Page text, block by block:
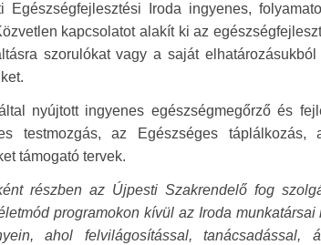
Egészségfejlesztési Iroda ingyenes,
kapcsolatot alakít ki az
szorulókat vagy a saját
nyújtott ingyenes egészségmegőrző és
testmozgás, az Egészséges
támogató tervek.
részben az Újpesti Szakrendelő fog
programokon kívül az Iroda
ahol felvilágosítással, tanácsadással,